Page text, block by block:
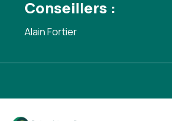
Conseillers :
Alain Fortier